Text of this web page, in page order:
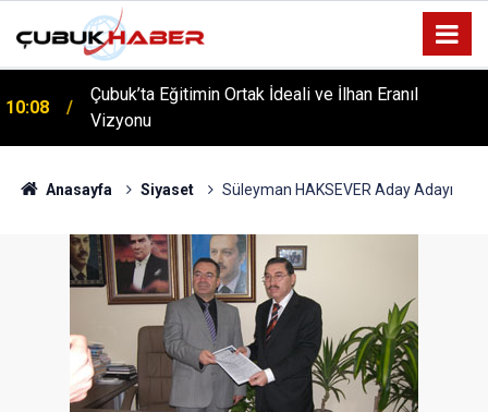
12:06
ÇUBUK’TA ‘YAZA MERHABA’ COŞKUSU: Kursiyerler
Gönüllerince Eğlendi!
Anasayfa Siyaset Süleyman HAKSEVER Aday Adayı